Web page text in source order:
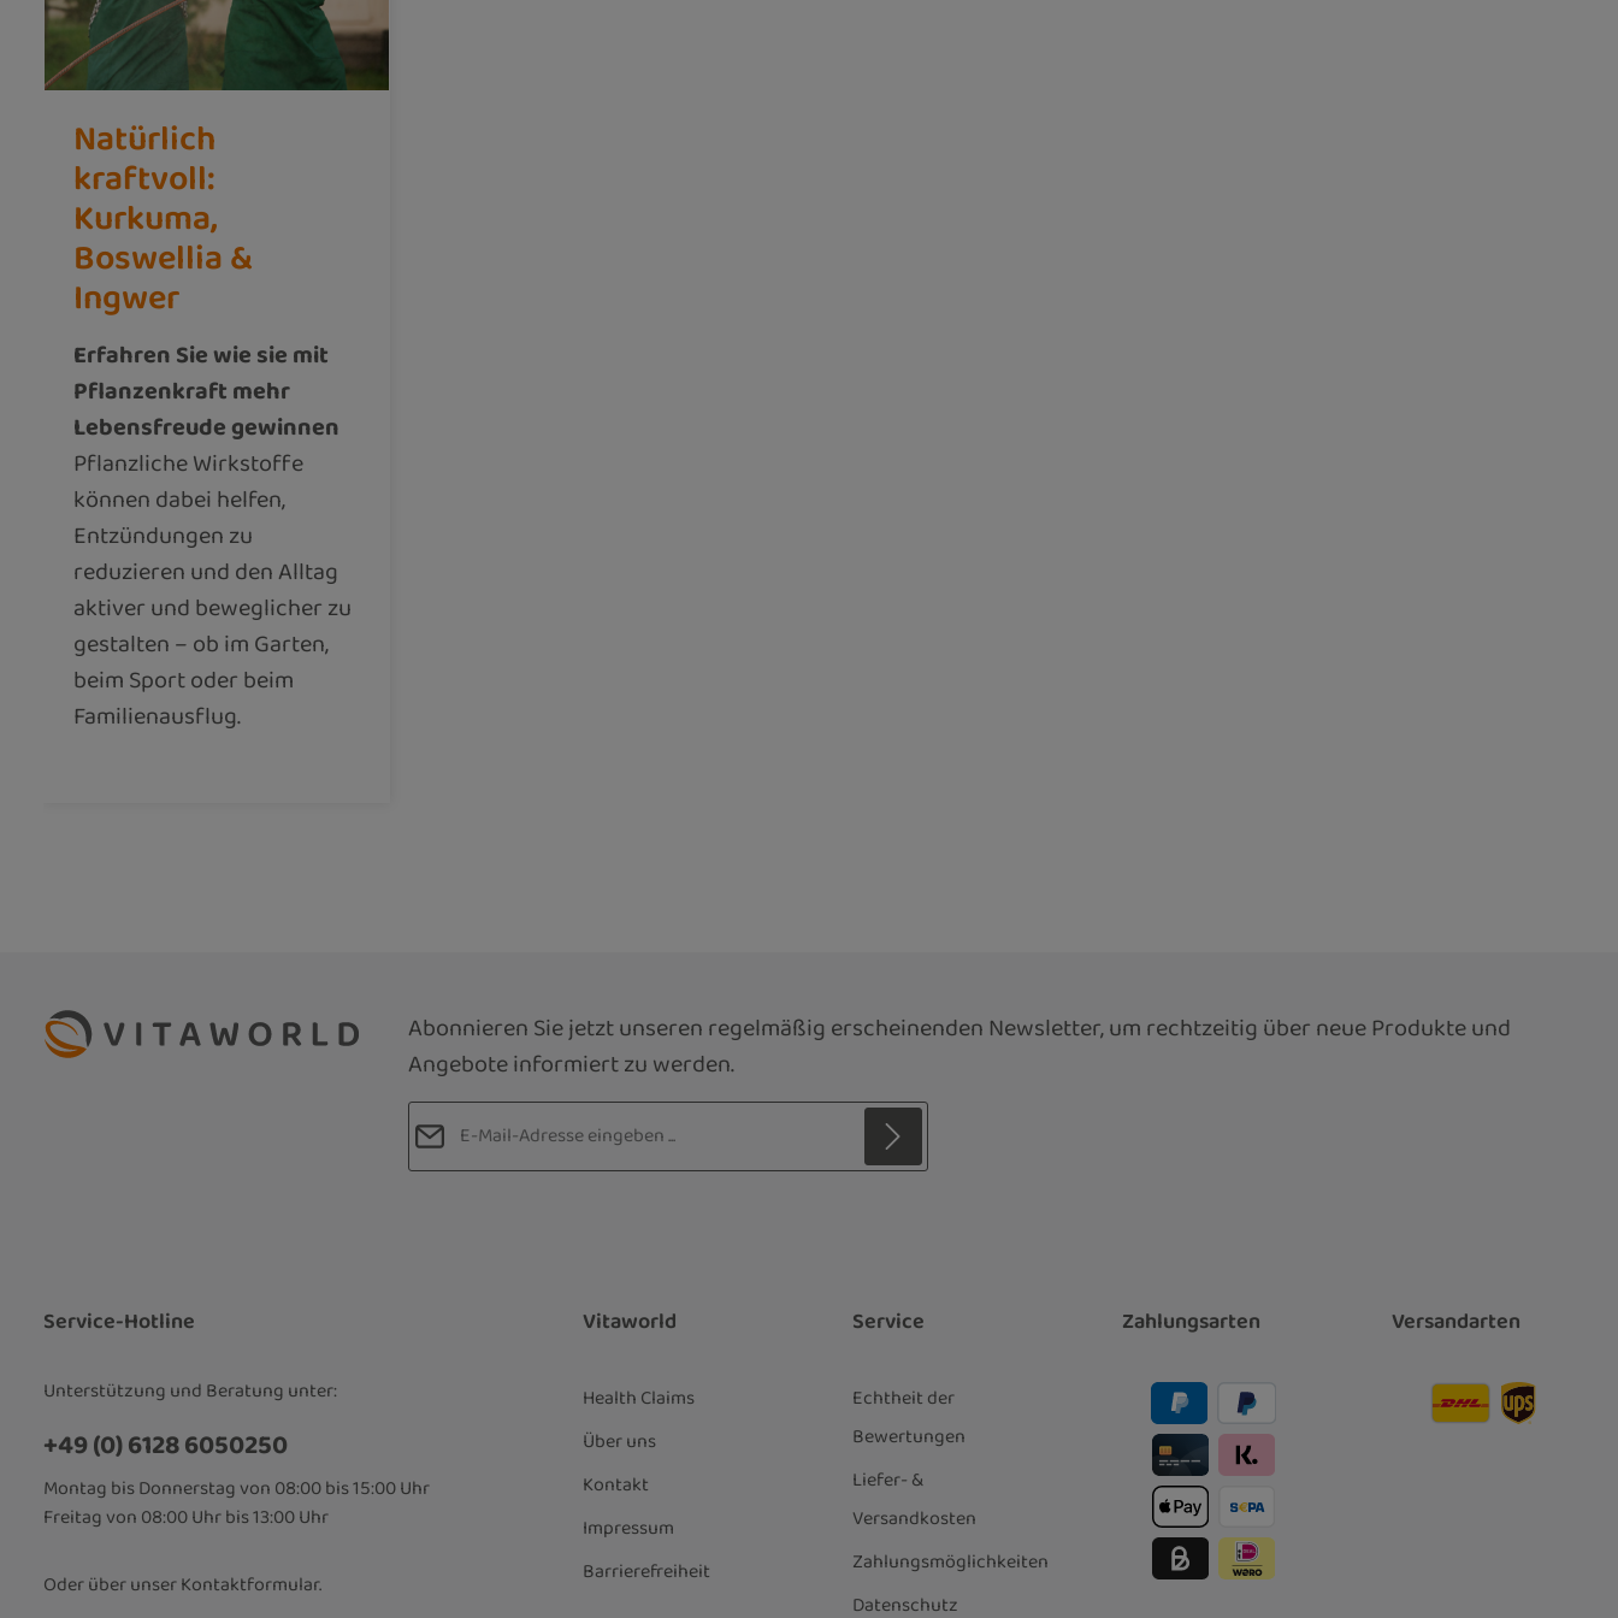
Natürlich
kraftvoll:
Kurkuma,
Boswellia &
Ingwer
Erfahren Sie wie sie mit
Pflanzenkraft mehr
Lebensfreude gewinnen
Pflanzliche Wirkstoffe
können dabei helfen,
Entzündungen zu
reduzieren und den Alltag
aktiver und beweglicher zu
gestalten – ob im Garten,
beim Sport oder beim
Familienausflug.
Abonnieren Sie jetzt unseren regelmäßig erscheinenden Newsletter, um rechtzeitig über neue Produkte und
Angebote informiert zu werden.
E-Mail-Adresse*
bin mit ihnen einverstanden.
Service-Hotline
Unterstützung und Beratung unter:
+49 (0) 6128 6050250
Montag bis Donnerstag von 08:00 bis 15:00 Uhr
Freitag von 08:00 Uhr bis 13:00 Uhr
Oder über unserKontaktformular.
Vitaworld
Health Claims
Über uns
Kontakt
Impressum
Barrierefreiheit
Service
Echtheit der
Bewertungen
Liefer- &
Versandkosten
Zahlungsmöglichkeiten
Datenschutz
Zahlungsarten Versandarten